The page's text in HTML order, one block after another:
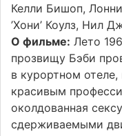
Келли Бишоп,
’Хони’ Коулз, Нил
О фильме: Лето
прозвищу Бэби
в курортном
красивым
околдованная
сдерживаемыми